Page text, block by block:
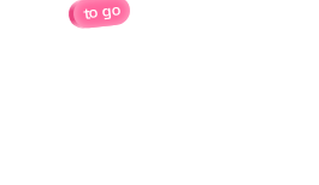
to go